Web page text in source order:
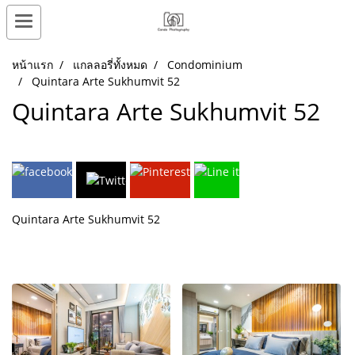
หน้าแรก แกลลอรี่ทั้งหมด
Condominium
Quintara Arte Sukhumvit 52
Quintara Arte Sukhumvit 52
Quintara Arte Sukhumvit 52